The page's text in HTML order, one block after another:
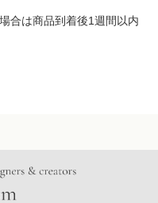
合は商品到着後1週間以内